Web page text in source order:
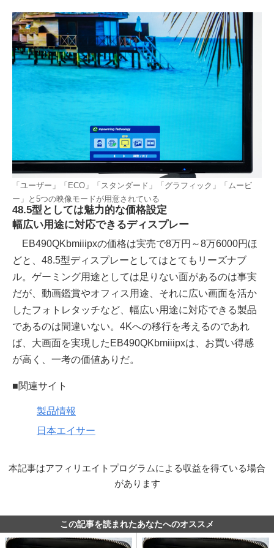
「ユーザー」「ECO」「スタンダード」「グラフィック」「ムービ
ー」と5つの映像モードが用意されている
48.5型としては魅力的な価格設定
幅広い用途に対応できるディスプレー
EB490QKbmiiipxの価格は実売で8万円～8万6000円ほ
どと、48.5型ディスプレーとしてはとてもリーズナブ
ル。ゲーミング用途としては足りない面があるのは事実
だが、動画鑑賞やオフィス用途、それに広い画面を活か
したフォトレタッチなど、幅広い用途に対応できる製品
であるのは間違いない。4Kへの移行を考えるのであれ
ば、大画面を実現したEB490QKbmiiipxは、お買い得感
が高く、一考の価値ありだ。
■関連サイト
製品情報
日本エイサー
本記事はアフィリエイトプログラムによる収益を得ている場合
があります
この記事を読まれたあなたへのオススメ